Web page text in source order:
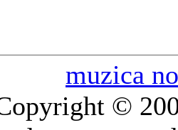
muzica
©